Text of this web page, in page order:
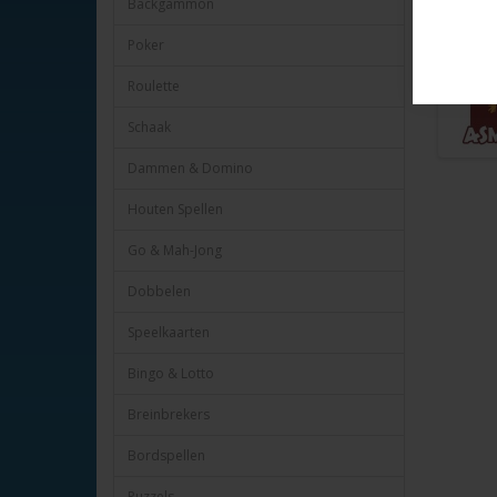
Backgammon
Poker
Roulette
Schaak
Dammen & Domino
Houten Spellen
Go & Mah-Jong
Dobbelen
Speelkaarten
Bingo & Lotto
Breinbrekers
Bordspellen